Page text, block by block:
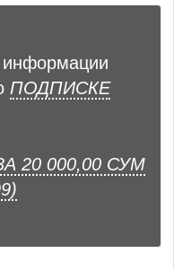
информации
ПОДПИСКЕ
20 000,00 СУМ